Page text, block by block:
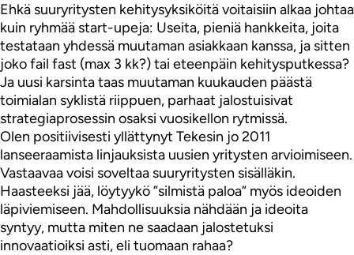
Ehkä suuryritysten kehitysyksiköitä voitaisiin alkaa johtaa
kuin ryhmää start-upeja: Useita, pieniä hankkeita, joita
testataan yhdessä muutaman asiakkaan kanssa, ja sitten
joko fail fast (max 3 kk?) tai eteenpäin kehitysputkessa?
Ja uusi karsinta taas muutaman kuukauden päästä
toimialan syklistä riippuen, parhaat jalostuisivat
strategiaprosessin osaksi vuosikellon rytmissä.
Olen positiivisesti yllättynyt Tekesin jo 2011
lanseeraamista linjauksista uusien yritysten arvioimiseen.
Vastaavaa voisi soveltaa suuryritysten sisälläkin.
Haasteeksi jää, löytyykö ”silmistä paloa” myös ideoiden
läpiviemiseen. Mahdollisuuksia nähdään ja ideoita
syntyy, mutta miten ne saadaan jalostetuksi
innovaatioiksi asti, eli tuomaan rahaa?